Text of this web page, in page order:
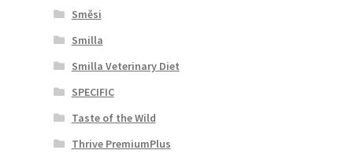
Směsi
Smilla
Smilla Veterinary Diet
SPECIFIC
Taste of the Wild
Thrive PremiumPlus